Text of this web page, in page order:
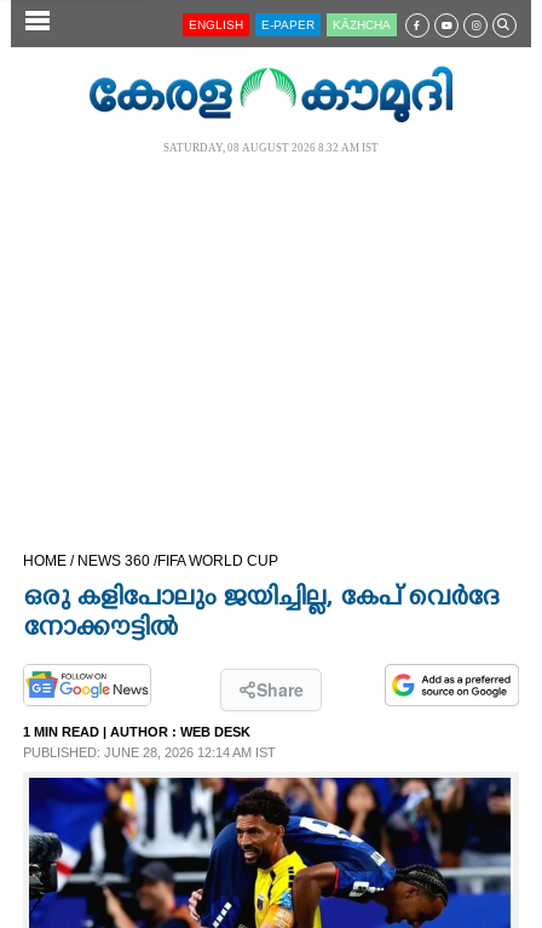
SECTIONS
CINEMA
OPINION
PHOTOS
LIFESTYLE
SPIRITUAL
INFO+
ENGLISH E-PAPER KĀZHCHA
SATURDAY, 08 AUGUST 2026 8.32 AM IST
HOME / NEWS 360 /FIFA WORLD CUP
ഒരു കളിപോലും ജയിച്ചില്ല, കേപ് വെർദേ
നോക്കൗട്ടിൽ
Share
1 MIN READ | AUTHOR : WEB DESK
PUBLISHED: JUNE 28, 2026 12:14 AM IST